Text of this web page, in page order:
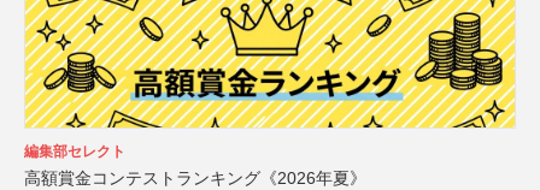
編集部セレクト
高額賞金コンテストランキング《2026年夏》